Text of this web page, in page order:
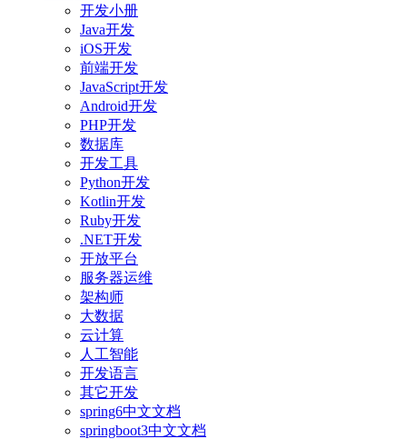
开发小册
Java开发
iOS开发
前端开发
JavaScript开发
Android开发
PHP开发
数据库
开发工具
Python开发
Kotlin开发
Ruby开发
.NET开发
开放平台
服务器运维
架构师
大数据
云计算
人工智能
开发语言
其它开发
spring6中文文档
springboot3中文文档